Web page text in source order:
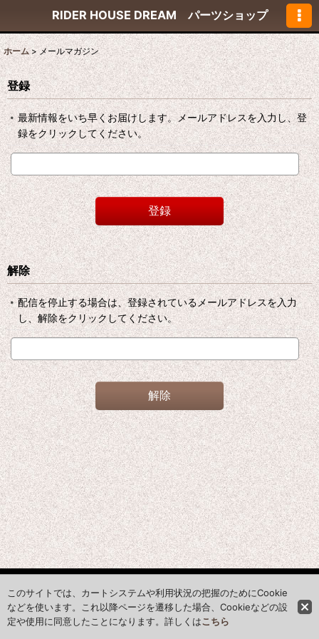
RIDER HOUSE DREAM パーツショップ
ホーム > メールマガジン
登録
最新情報をいち早くお届けします。メールアドレスを入力し、登
録をクリックしてください。
登録
解除
配信を停止する場合は、登録されているメールアドレスを入力
し、解除をクリックしてください。
解除
このサイトでは、カートシステムや利用状況の把握のためにCookie
などを使います。これ以降ページを遷移した場合、Cookieなどの設
定や使用に同意したことになります。詳しくはこちら